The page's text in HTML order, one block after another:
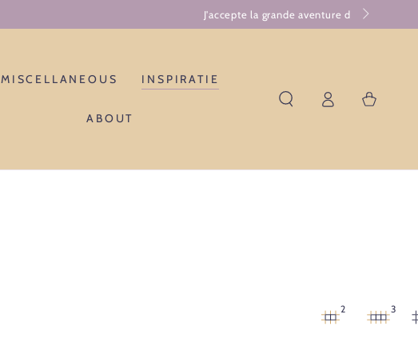
MISCELLANEOUS INSPIRATIE
ABOUT
Log
in
Winkelwagen
2 3